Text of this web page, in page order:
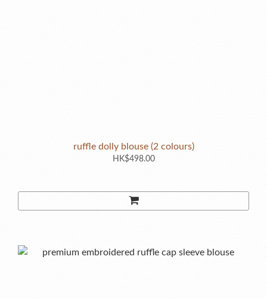
ruffle dolly blouse (2 colours)
HK$498.00